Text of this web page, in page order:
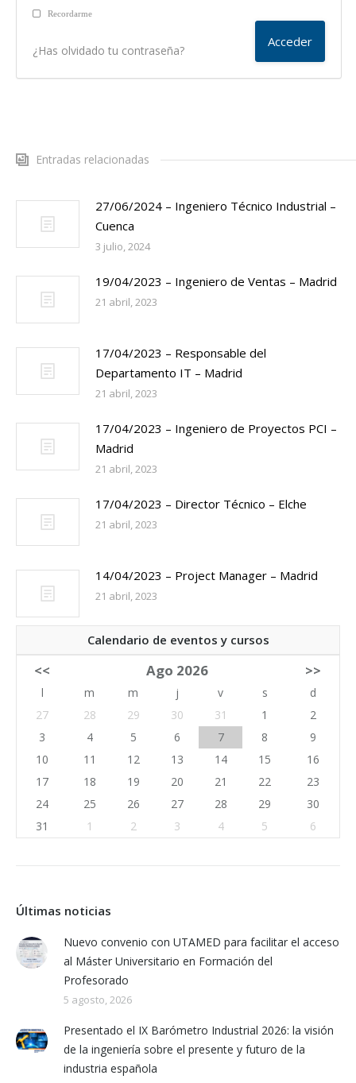
Recordarme
¿Has olvidado tu contraseña?
Entradas relacionadas
27/06/2024 – Ingeniero Técnico Industrial –
Cuenca
3 julio, 2024
19/04/2023 – Ingeniero de Ventas – Madrid
21 abril, 2023
17/04/2023 – Responsable del
Departamento IT – Madrid
21 abril, 2023
17/04/2023 – Ingeniero de Proyectos PCI –
Madrid
21 abril, 2023
17/04/2023 – Director Técnico – Elche
21 abril, 2023
14/04/2023 – Project Manager – Madrid
21 abril, 2023
Calendario de eventos y cursos
<< Ago 2026 >>
l m m j v s
d
27
28 29 30 31 1
2
3
4 5 6 7 8
9
10
11 12 13 14 15
16
17
18 19 20 21 22
23
24
25 26 27 28 29
30
31
1 2 3 4 5 6
Últimas noticias
Nuevo convenio con UTAMED para facilitar el acceso
al Máster Universitario en Formación del
Profesorado
5 agosto, 2026
Presentado el IX Barómetro Industrial 2026: la visión
de la ingeniería sobre el presente y futuro de la
industria española